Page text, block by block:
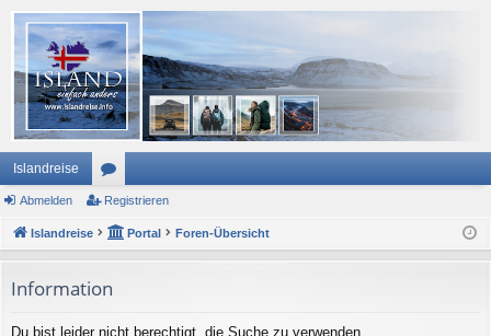
Islandreise
or
en
Abmelden Registrieren
Islandreise Portal Foren-Übersicht
Information
Du bist leider nicht berechtigt, die Suche zu verwenden.